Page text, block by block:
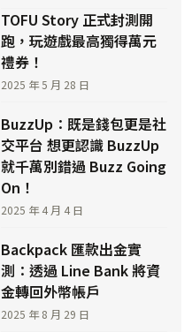
TOFU Story 正式封測開
跑，玩遊戲最高獨得萬元
禮券！
2025 年 5 月 28 日
BuzzUp：既是錢包更是社
交平台 想更認識 BuzzUp
就千萬別錯過 Buzz Going
On！
2025 年 4 月 4 日
Backpack 匯款出金實
測：透過 Line Bank 將資
金轉回外幣帳戶
2025 年 8 月 29 日